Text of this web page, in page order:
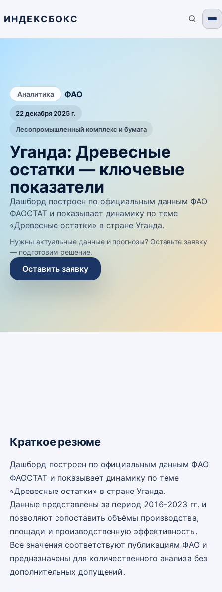
ИНДЕКСБОКС
Аналитика ФАО
22 декабря 2025 г.
Лесопромышленный комплекс и бумага
Уганда: Древесные
остатки — ключевые
показатели
Дашборд построен по официальным данным ФАО
ФАОСТАТ и показывает динамику по теме
«Древесные остатки» в стране Уганда.
Нужны актуальные данные и прогнозы? Оставьте заявку
— подготовим решение.
Оставить заявку
Краткое резюме
Дашборд построен по официальным данным ФАО
ФАОСТАТ и показывает динамику по теме
«Древесные остатки» в стране Уганда.
Данные представлены за период 2016–2023 гг. и
позволяют сопоставить объёмы производства,
площади и производственную эффективность.
Все значения соответствуют публикациям ФАО и
предназначены для количественного анализа без
дополнительных допущений.